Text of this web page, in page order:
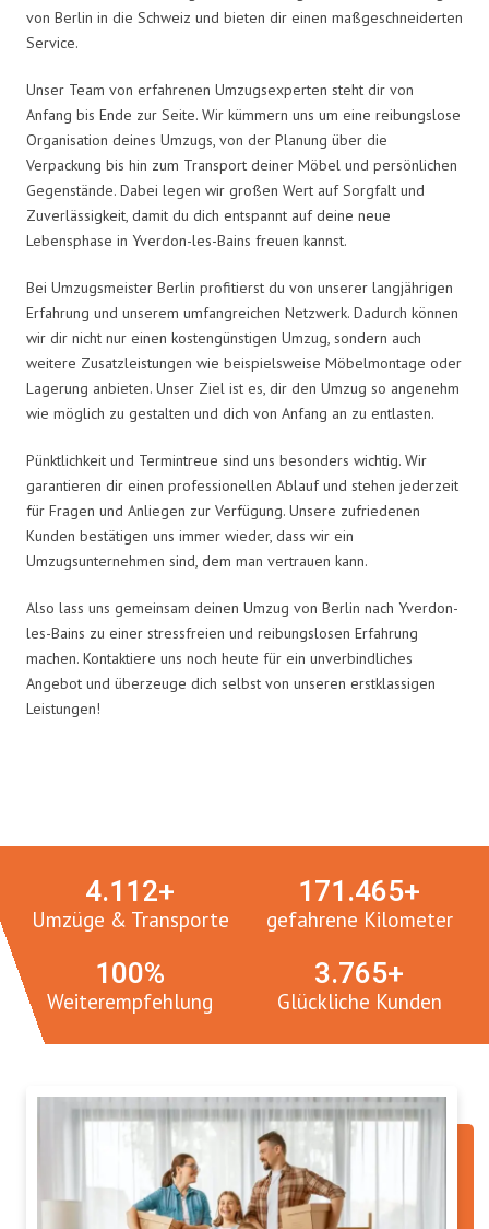
von Berlin in die Schweiz und bieten dir einen maßgeschneiderten
Service.
Unser Team von erfahrenen Umzugsexperten steht dir von
Anfang bis Ende zur Seite. Wir kümmern uns um eine reibungslose
Organisation deines Umzugs, von der Planung über die
Verpackung bis hin zum Transport deiner Möbel und persönlichen
Gegenstände. Dabei legen wir großen Wert auf Sorgfalt und
Zuverlässigkeit, damit du dich entspannt auf deine neue
Lebensphase in Yverdon-les-Bains freuen kannst.
Bei Umzugsmeister Berlin profitierst du von unserer langjährigen
Erfahrung und unserem umfangreichen Netzwerk. Dadurch können
wir dir nicht nur einen kostengünstigen Umzug, sondern auch
weitere Zusatzleistungen wie beispielsweise Möbelmontage oder
Lagerung anbieten. Unser Ziel ist es, dir den Umzug so angenehm
wie möglich zu gestalten und dich von Anfang an zu entlasten.
Pünktlichkeit und Termintreue sind uns besonders wichtig. Wir
garantieren dir einen professionellen Ablauf und stehen jederzeit
für Fragen und Anliegen zur Verfügung. Unsere zufriedenen
Kunden bestätigen uns immer wieder, dass wir ein
Umzugsunternehmen sind, dem man vertrauen kann.
Also lass uns gemeinsam deinen Umzug von Berlin nach Yverdon-
les-Bains zu einer stressfreien und reibungslosen Erfahrung
machen. Kontaktiere uns noch heute für ein unverbindliches
Angebot und überzeuge dich selbst von unseren erstklassigen
Leistungen!
Umzüge & Transporte
4.112+
gefahrene Kilometer
171.465+
Weiterempfehlung
100%
Glückliche Kunden
3.765+